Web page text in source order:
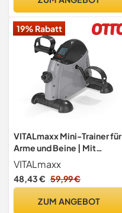
Einstellbarem Widerstand,
Büro Schwarz
19% Rabatt
VITALmaxx Mini-Trainer für
Arme und Beine | Mit
Widerstandsregulierung für
das optimale
Trainingsergebnis |
Zeit- & Kalorienanzeige |
VITALmaxx
48,43 € 59,99 €
ZUM ANGEBOT